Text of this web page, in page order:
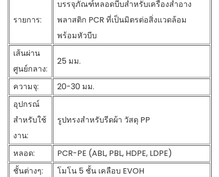
รายการ:
บรรจุภัณฑ์หลอดบีบสำหรับเครื่องสำอาง
พลาสติก PCR ที่เป็นมิตรต่อสิ่งแวดล้อม
พร้อมหัวบีบ
เส้นผ่าน
ศูนย์กลาง:
25 มม.
ความจุ:
20-30 มม.
อุปกรณ์
สำหรับใช้
งาน:
รูปทรงสำหรับรีดผ้า วัสดุ PP
หลอด:
PCR-PE (ABL, PBL, HDPE, LDPE)
ชั้นต่างๆ:
โมโน 5 ชั้น เคลือบ EVOH